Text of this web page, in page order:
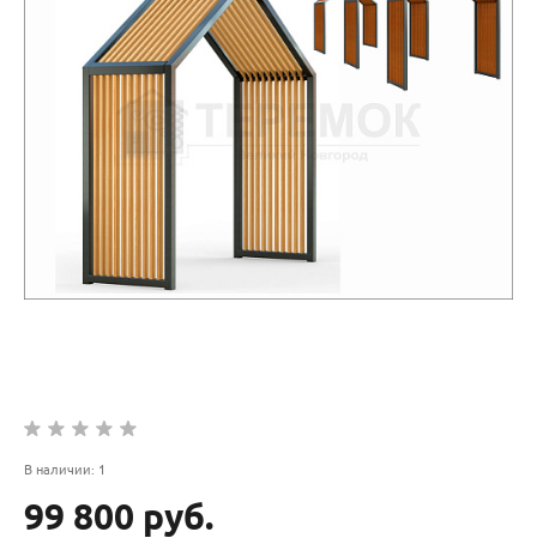
В наличии: 1
99 800 руб.